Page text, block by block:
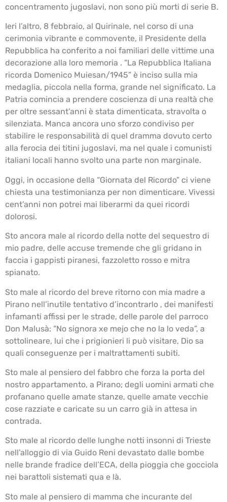
concentramento jugoslavi, non sono più morti di serie B.
Ieri l’altro, 8 febbraio, al Quirinale, nel corso di una
cerimonia vibrante e commovente, il Presidente della
Repubblica ha conferito a noi familiari delle vittime una
decorazione alla loro memoria . “La Repubblica Italiana
ricorda Domenico Muiesan/1945” è inciso sulla mia
medaglia, piccola nella forma, grande nel significato. La
Patria comincia a prendere coscienza di una realtà che
per oltre sessant’anni è stata dimenticata, stravolta o
silenziata. Manca ancora uno sforzo condiviso per
stabilire le responsabilità di quel dramma dovuto certo
alla ferocia dei titini jugoslavi, ma nel quale i comunisti
italiani locali hanno svolto una parte non marginale.
Oggi, in occasione della “Giornata del Ricordo” ci viene
chiesta una testimonianza per non dimenticare. Vivessi
cent’anni non potrei mai liberarmi da quei ricordi
dolorosi.
Sto ancora male al ricordo della notte del sequestro di
mio padre, delle accuse tremende che gli gridano in
faccia i gappisti piranesi, fazzoletto rosso e mitra
spianato.
Sto male al ricordo del breve ritorno con mia madre a
Pirano nell’inutile tentativo d’incontrarlo , dei manifesti
infamanti affissi per le strade, delle parole del parroco
Don Malusà: “No signora xe mejo che no la lo veda”, a
sottolineare, lui che i prigionieri li può visitare, Dio sa
quali conseguenze per i maltrattamenti subiti.
Sto male al pensiero del fabbro che forza la porta del
nostro appartamento, a Pirano; degli uomini armati che
profanano quelle amate stanze, quelle amate vecchie
cose razziate e caricate su un carro già in attesa in
contrada.
Sto male al ricordo delle lunghe notti insonni di Trieste
nell’alloggio di via Guido Reni devastato dalle bombe
nelle brande fradice dell’ECA, della pioggia che gocciola
nei barattoli sistemati qua e là.
Sto male al pensiero di mamma che incurante del